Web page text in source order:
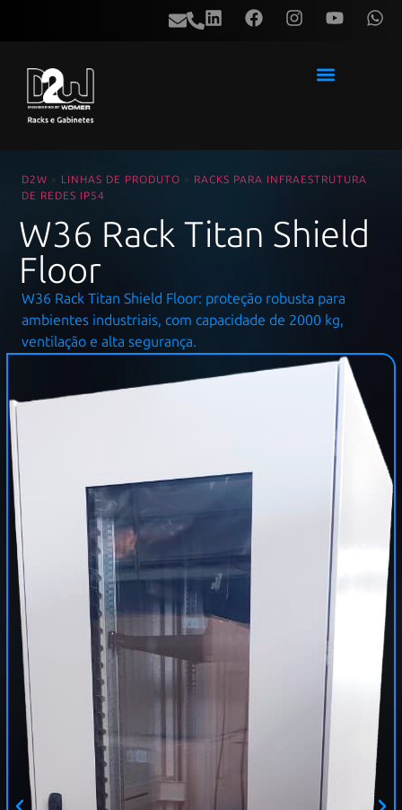
W36 Rack Titan Shield
Floor
W36 Rack Titan Shield Floor: proteção robusta para
ambientes industriais, com capacidade de 2000 kg,
ventilação e alta segurança.
D2W » LINHAS DE PRODUTO » RACKS PARA INFRAESTRUTURA
DE REDES IP54